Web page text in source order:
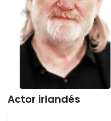
Actor irlandés